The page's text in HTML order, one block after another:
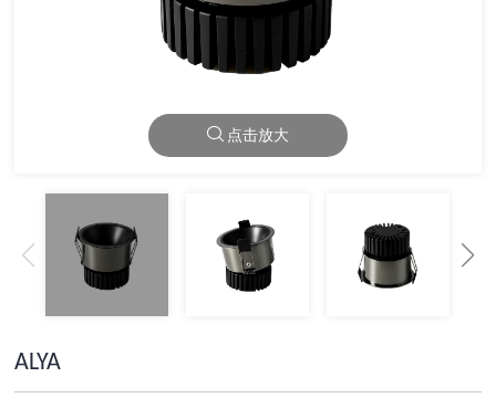
点击放大
ALYA